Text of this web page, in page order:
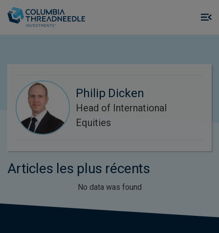
Philip Dicken
Head of International
Equities
Articles les plus récents
No data was found